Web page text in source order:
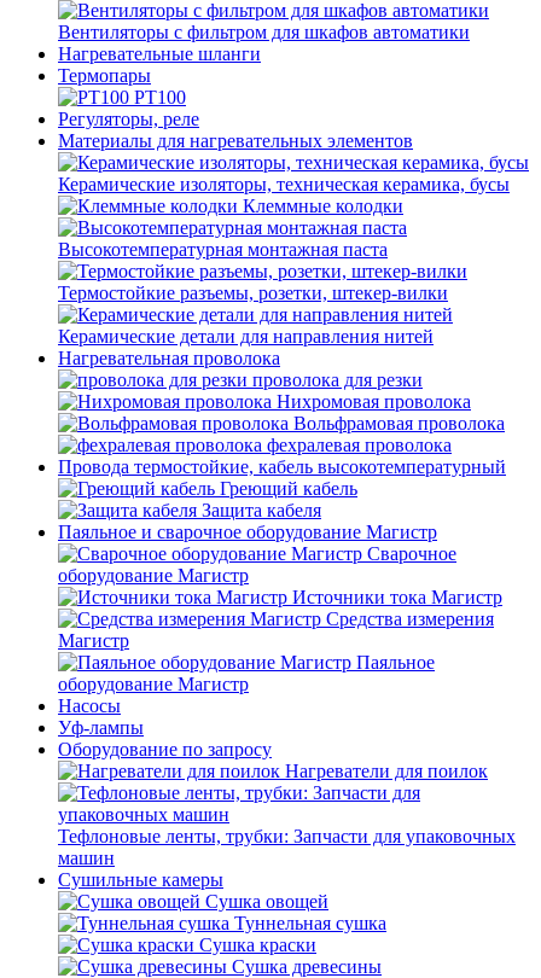
Вентиляторы с фильтром для шкафов автоматики
Нагревательные шланги
Термопары
PT100
Регуляторы, реле
Материалы для нагревательных элементов
Керамические изоляторы, техническая керамика, бусы
Клеммные колодки
Высокотемпературная монтажная паста
Термостойкие разъемы, розетки, штекер-вилки
Керамические детали для направления нитей
Нагревательная проволока
проволока для резки
Нихромовая проволока
Вольфрамовая проволока
фехралевая проволока
Провода термостойкие, кабель высокотемпературный
Греющий кабель
Защита кабеля
Паяльное и сварочное оборудование Магистр
Сварочное
оборудование Магистр
Источники тока Магистр
Средства измерения
Магистр
Паяльное
оборудование Магистр
Насосы
Уф-лампы
Оборудование по запросу
Нагреватели для поилок
Тефлоновые ленты, трубки: Запчасти для упаковочных
машин
Сушильные камеры
Сушка овощей
Туннельная сушка
Сушка краски
Сушка древесины